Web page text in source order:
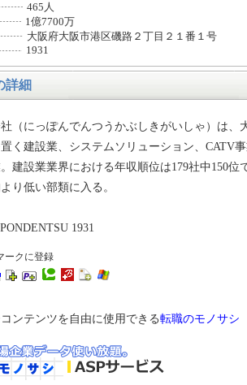
465人
1億7700万
大阪府大阪市港区磯路２丁目２１番１号
1931
詳細
（にっぽんでんつうかぶしきがいしゃ）は、
く建設業、システムソリューション、CATV
建設業業界における年収順位は179社中150位
り低い部類に入る。
1931
ークに登録
ンテンツを自由に使用できる転職のモノサシ